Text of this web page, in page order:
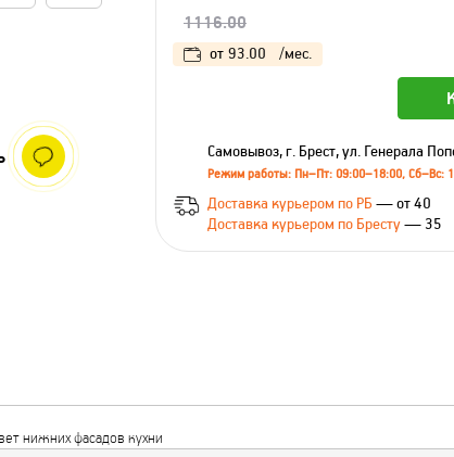
1116.00
от 93.00 /мес.
Самовывоз, г. Брест, ул. Генерала
Режим работы: Пн–Пт: 09:00–18:00, Сб–Вс:
Доставка курьером по РБ — от 40
Доставка курьером по Бресту— 35
нижних фасадов кухни